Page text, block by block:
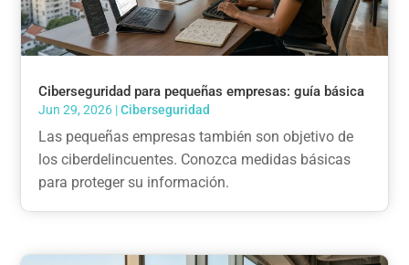
Ciberseguridad para pequeñas empresas: guía básica
Jun 29, 2026 |Ciberseguridad
Las pequeñas empresas también son objetivo de
los ciberdelincuentes. Conozca medidas básicas
para proteger su información.